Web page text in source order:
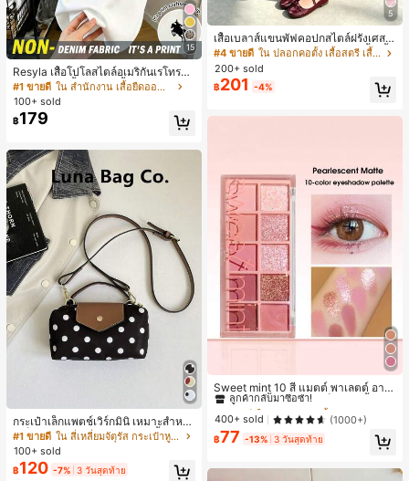
15
Resyla เสื้อโปโลสไตล์อเมริกันเรโทรสำ
หรับผู้หญิง, เสื้อยืดแขนสั้นสำหรับผู้หญิ
ง, ลายม้า, สไตล์ Y2K, เสื้อโปโลแขนสั้น
แบบคัลเลอร์บล็อกสำหรับผู้หญิง
#1 ขายดี
ใน สำนักงาน เสื้อยืดออฟฟิศ
100+ sold
฿179
กระเป๋าเล็กแพตช์เวิร์กมินิ เหมาะสำหรั
บเป็นของขวัญ ใช้ในบ้าน ช้อปปิ้ง และเ
ดินทางไปทำงาน กระเป๋าผู้หญิงสไตล์ห
รูหรา ลายคัลเลอร์บล็อก ผ้า ลายจุด กระ
เป๋าสะพายไหล่และสะพายข้าง ทรงฮอร์
#1 ขายดี
ใน สี่เหลี่ยมจัตุรัส กระเป๋าหูหิ้วด้านบนสำหรับผู้ห
100+ sold
฿120 -7% 3 วันสุดท้าย
5
เสื้อเบลาส์แขนพัฟคอปกสไตล์ฝรั่งเศสใ
หม่สำหรับฤดูร้อนสำหรับผู้หญิง, เสื้อเชิ้ต
แขนสั้นผ้าลูกไม้ตัดกันแบบลำลอง, หลว
ม, หลากหลายสไตล์สำหรับใส่ไปทำงา
น, ออกเดท, พักผ่อน สีขาว
#4 ขายดี
ใน ปลอกคอตั้ง เสื้อสตรี เสื้อเบลาส์ & Tee
200+ sold
฿201 -4%
Sweet mint 10 สี แมตต์ พาเลตต์ อาย
แชโดว์ , 1 ชิ้น อย่างสูง เม็ดสี กันน้ำ ทน
ทาน อายแชโดว์ ถาด อายแชโดว์
ลูกค้ากลับมาซื้อซ้ำ!
#1 ขายดี
ลูกค้ากลับมาซื้อซ้ำ!
#1 ขายดี
ลูกค้ากลับมาซื้อซ้ำ!
#1 ขายดี
ใน ป้องกันรอยเปื้อน พาเลตต์อายแชโดว์
400+ sold (1000+)
฿77 -13% 3 วันสุดท้าย